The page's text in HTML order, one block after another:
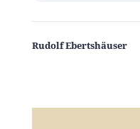
Rudolf Ebertshäuser